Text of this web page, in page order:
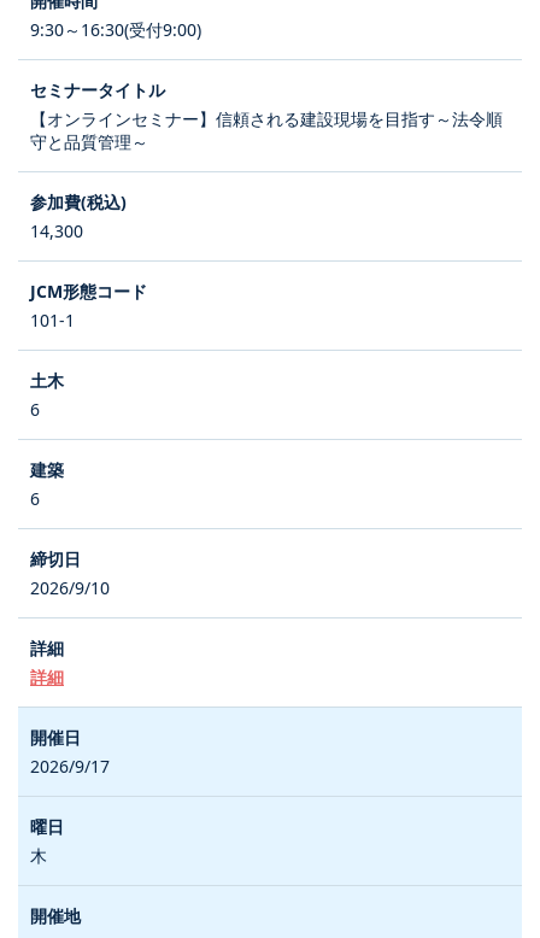
9:30～16:30(受付9:00)
【オンラインセミナー】信頼される建設現場を目指す～法令順
守と品質管理～
14,300
101-1
6
6
2026/9/10
詳細
2026/9/17
木